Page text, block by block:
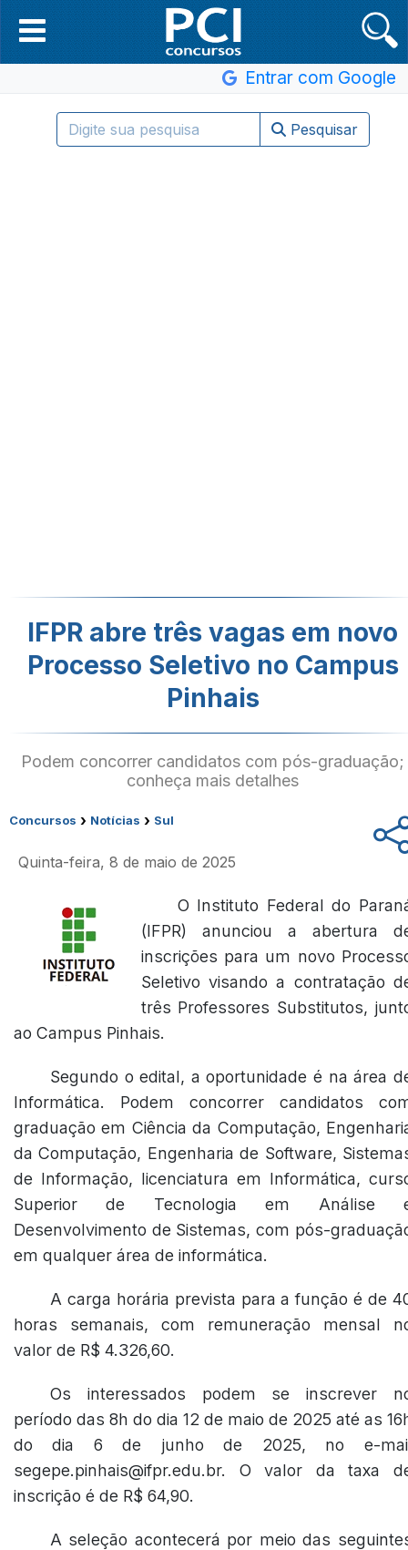
Entrar com Google
Pesquisar
IFPR abre três vagas em novo
Processo Seletivo no Campus
Pinhais
Podem concorrer candidatos com pós-graduação;
conheça mais detalhes
Concursos › Notícias › Sul
Quinta-feira, 8 de maio de 2025
O Instituto Federal do
(IFPR) anunciou a abertura
inscrições para um novo
Seletivo visando a contratação
três Professores Substitutos,
ao Campus Pinhais.
Segundo o edital, a oportunidade é na área
Informática. Podem concorrer candidatos
graduação em Ciência da Computação,
da Computação, Engenharia de Software,
de Informação, licenciatura em Informática,
Superior de Tecnologia em Análise
Desenvolvimento de Sistemas, com pós-
em qualquer área de informática.
A carga horária prevista para a função é de
horas semanais, com remuneração mensal
valor de R$ 4.326,60.
Os interessados podem se inscrever
período das 8h do dia 12 de maio de 2025 até as
do dia 6 de junho de 2025, no e-
segepe.pinhais@ifpr.edu.br. O valor da taxa
inscrição é de R$ 64,90.
A seleção acontecerá por meio das